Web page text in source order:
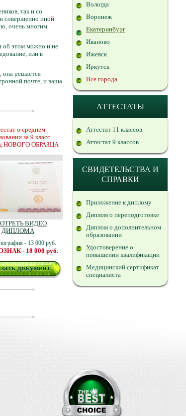
так и со
совершенно иной
очень многим
об этом можно и не
или в
она решается
почте, и ваша
о среднем
за 9 класс
НОВОГО ОБРАЗЦА
ВИДЕО
ДИПЛОМА
- 13 000 руб.
- 18 000 руб.
документ
Вологда
Воронеж
Екатеринбург
Иваново
Ижевск
Иркутск
Все города
АТТЕСТАТЫ
Аттестат 11 классов
Аттестат 9 классов
СВИДЕТЕЛЬСТВА И
СПРАВКИ
Приложение к диплому
Диплом о переподготовке
Диплом о дополнительном
образовании
Удостоверение о
повышении квалификации
Медицинский сертификат
специалиста